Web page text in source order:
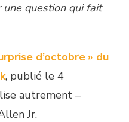
une question qui fait
d’octobre » du
, publié le 4
autrement –
Jr.